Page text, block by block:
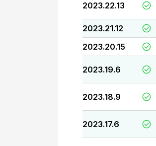
2023.22.13
2023.21.12
2023.20.15
2023.19.6
2023.18.9
2023.17.6